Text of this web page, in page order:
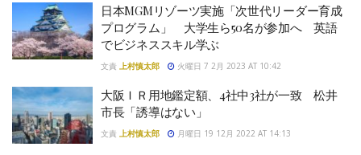
日本MGMリゾーツ実施「次世代リーダー育成
プログラム」 大学生ら50名が参加へ 英語
でビジネススキル学ぶ
文責 上村慎太郎 火曜日 7 2月 2023 AT 10:42
大阪ＩＲ用地鑑定額、4社中3社が一致 松井
市長「誘導はない」
文責 上村慎太郎 月曜日 19 12月 2022 AT 14:13